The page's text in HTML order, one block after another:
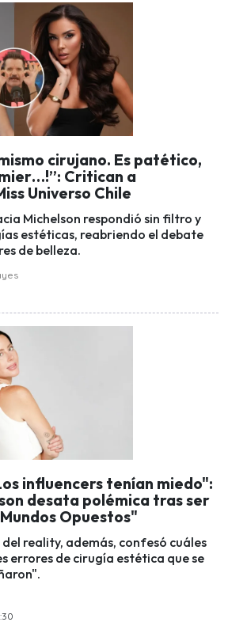
cirujano. Es patético,
Critican a
Universo Chile
Michelson respondió sin filtro y
estéticas, reabriendo el debate
de belleza.
influencers tenían miedo":
desata polémica tras ser
Opuestos"
reality, además, confesó cuáles
errores de cirugía estética que se